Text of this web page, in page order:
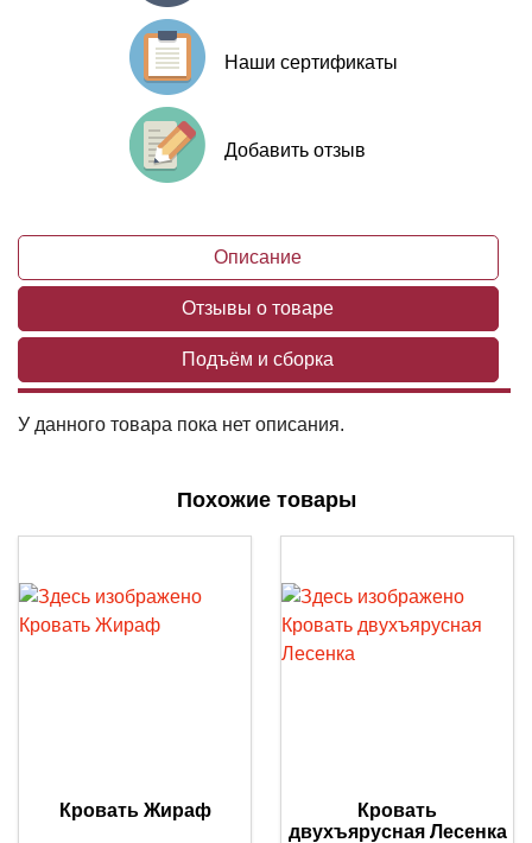
Наши сертификаты
Добавить отзыв
Описание
Отзывы о товаре
Подъём и сборка
У данного товара пока нет описания.
Похожие товары
Кровать Жираф
Кровать
двухъярусная Лесенка